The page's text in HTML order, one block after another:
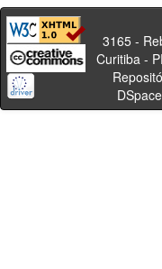
Av.
3165 -